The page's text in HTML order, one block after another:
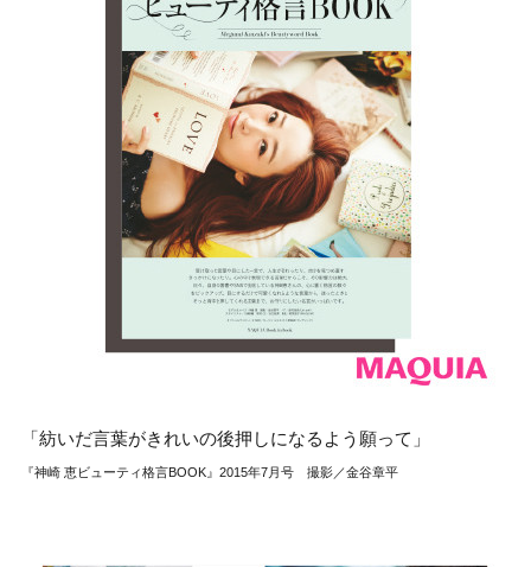
「紡いだ言葉がきれいの後押しになるよう願って」
『神崎 恵ビューティ格言BOOK』2015年7月号 撮影／金谷章平